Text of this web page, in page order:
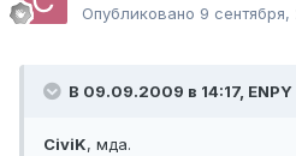
Опубликовано 9 сентября,
В 09.09.2009 в 14:17, ENPY
CiviK, мда.